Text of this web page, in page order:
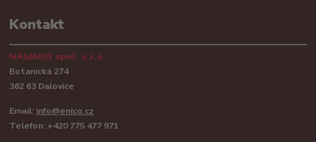
Kontakt
NASIAKO spol. s.r.o.
Botanická 274
362 63 Dalovice
Email: info@enico.cz
Telefon: +420 775 477 971